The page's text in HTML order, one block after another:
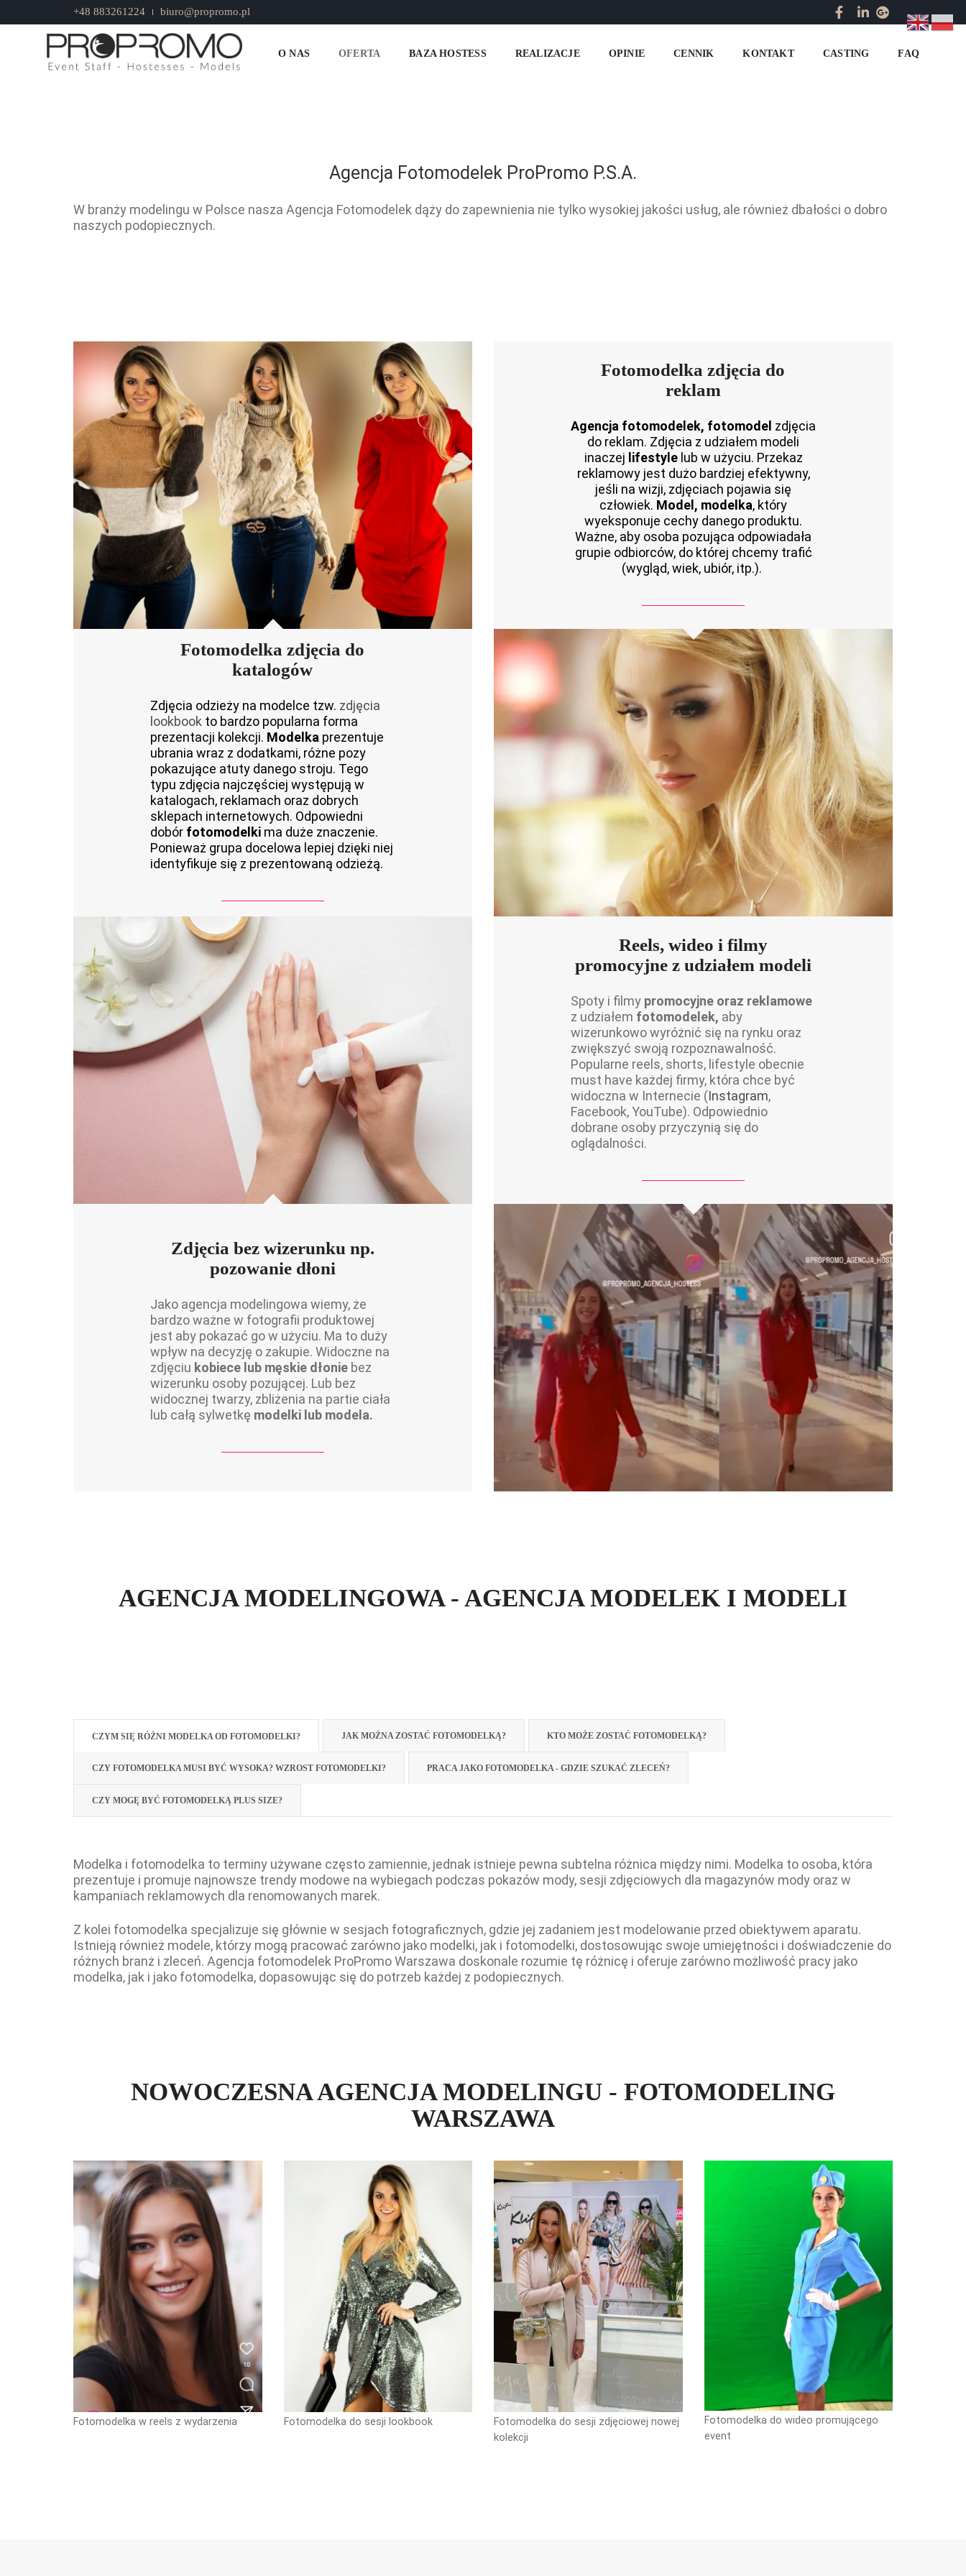
+48 883261224 biuro@propromo.pl
O NAS OFERTA BAZA HOSTESS REALIZACJE OPINIE CENNIK KONTAKT CASTING FAQ
Agencja fotomodelek
Agencja Fotomodelek ProPromo P.S.A.
W branży modelingu w Polsce nasza Agencja Fotomodelek dąży do zapewnienia nie tylko wysokiej jakości usług, ale również dbałości o dobro
naszych podopiecznych.
Fotomodelka zdjęcia do
katalogów
Zdjęcia odzieży na modelce tzw. zdjęcia
lookbook to bardzo popularna forma
prezentacji kolekcji. Modelka prezentuje
ubrania wraz z dodatkami, różne pozy
pokazujące atuty danego stroju. Tego
typu zdjęcia najczęściej występują w
katalogach, reklamach oraz dobrych
sklepach internetowych. Odpowiedni
dobór fotomodelkima duże znaczenie.
Ponieważ grupa docelowa lepiej dzięki niej
identyfikuje się z prezentowaną odzieżą.
Fotomodelka zdjęcia do
reklam
Agencja fotomodelek, fotomodel zdjęcia
do reklam. Zdjęcia z udziałem modeli
inaczej lifestylelub w użyciu. Przekaz
reklamowy jest dużo bardziej efektywny,
jeśli na wizji, zdjęciach pojawia się
człowiek. Model, modelka, który
wyeksponuje cechy danego produktu.
Ważne, aby osoba pozująca odpowiadała
grupie odbiorców, do której chcemy trafić
(wygląd, wiek, ubiór, itp.).
Zdjęcia bez wizerunku np.
pozowanie dłoni
Jako agencja modelingowa wiemy, że
bardzo ważne w fotografii produktowej
jest aby pokazać go w użyciu. Ma to duży
wpływ na decyzję o zakupie. Widoczne na
zdjęciu kobiece lub męskie dłoniebez
wizerunku osoby pozującej. Lub bez
widocznej twarzy, zbliżenia na partie ciała
lub całą sylwetkę modelki lub modela.
Reels, wideo i filmy
promocyjne z udziałem modeli
Spoty i filmy promocyjne oraz reklamowe
z udziałem fotomodelek, aby
wizerunkowo wyróżnić się na rynku oraz
zwiększyć swoją rozpoznawalność.
Popularne reels, shorts, lifestyle obecnie
must have każdej firmy, która chce być
widoczna w Internecie (Instagram,
Facebook, YouTube). Odpowiednio
dobrane osoby przyczynią się do
oglądalności.
AGENCJA MODELINGOWA - AGENCJA MODELEK I MODELI
CZYM SIĘ RÓŻNI MODELKA OD FOTOMODELKI? JAK MOŻNA ZOSTAĆ FOTOMODELKĄ? KTO MOŻE ZOSTAĆ FOTOMODELKĄ?
CZY FOTOMODELKA MUSI BYĆ WYSOKA? WZROST FOTOMODELKI? PRACA JAKO FOTOMODELKA - GDZIE SZUKAĆ ZLECEŃ?
CZY MOGĘ BYĆ FOTOMODELKĄ PLUS SIZE?
Modelka i fotomodelka to terminy używane często zamiennie, jednak istnieje pewna subtelna różnica między nimi. Modelka to osoba, która
prezentuje i promuje najnowsze trendy modowe na wybiegach podczas pokazów mody, sesji zdjęciowych dla magazynów mody oraz w
kampaniach reklamowych dla renomowanych marek.
Z kolei fotomodelka specjalizuje się głównie w sesjach fotograficznych, gdzie jej zadaniem jest modelowanie przed obiektywem aparatu.
Istnieją również modele, którzy mogą pracować zarówno jako modelki, jak i fotomodelki, dostosowując swoje umiejętności i doświadczenie do
różnych branż i zleceń. Agencja fotomodelek ProPromo Warszawa doskonale rozumie tę różnicę i oferuje zarówno możliwość pracy jako
modelka, jak i jako fotomodelka, dopasowując się do potrzeb każdej z podopiecznych.
NOWOCZESNA AGENCJA MODELINGU - FOTOMODELING
WARSZAWA
Fotomodelka w reels z wydarzenia Fotomodelka do sesji lookbook
Fotomodelka do sesji zdjęciowej nowej
kolekcji
Fotomodelka do wideo promującego
event